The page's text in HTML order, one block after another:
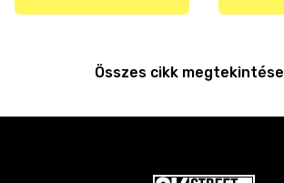
Összes cikk megtekintése